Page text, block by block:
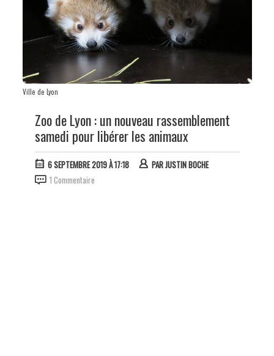
Ville de Lyon
Zoo de Lyon : un nouveau rassemblement
samedi pour libérer les animaux
6 SEPTEMBRE 2019 À 17:18 PARJUSTIN BOCHE
1 Commentaire